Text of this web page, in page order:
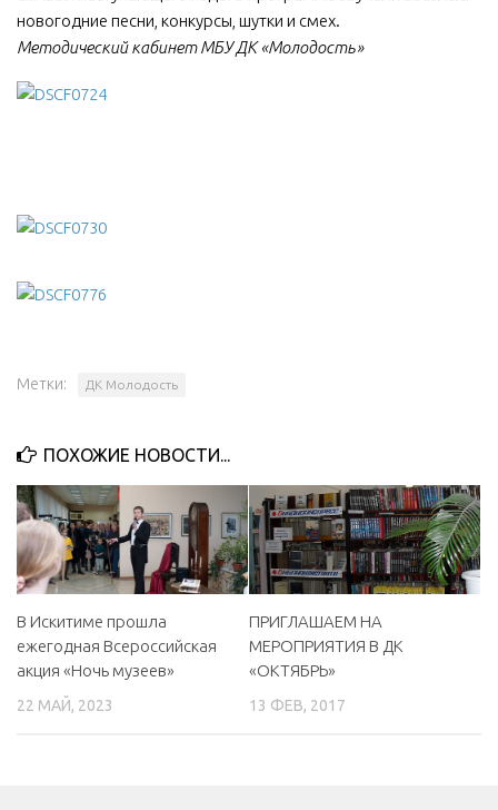
МБОУ ДО «Детская музыкальная школа»
МБУК «Искитимский городской историко-художественный
Афиша
Контакты
новогодние песни, конкурсы, шутки и смех.
Методический кабинет МБУ ДК «Молодость»
Метки: ДК Молодость
ПОХОЖИЕ НОВОСТИ...
В Искитиме прошла
ежегодная Всероссийская
акция «Ночь музеев»
22 МАЙ, 2023
ПРИГЛАШАЕМ НА
МЕРОПРИЯТИЯ В ДК
«ОКТЯБРЬ»
13 ФЕВ, 2017